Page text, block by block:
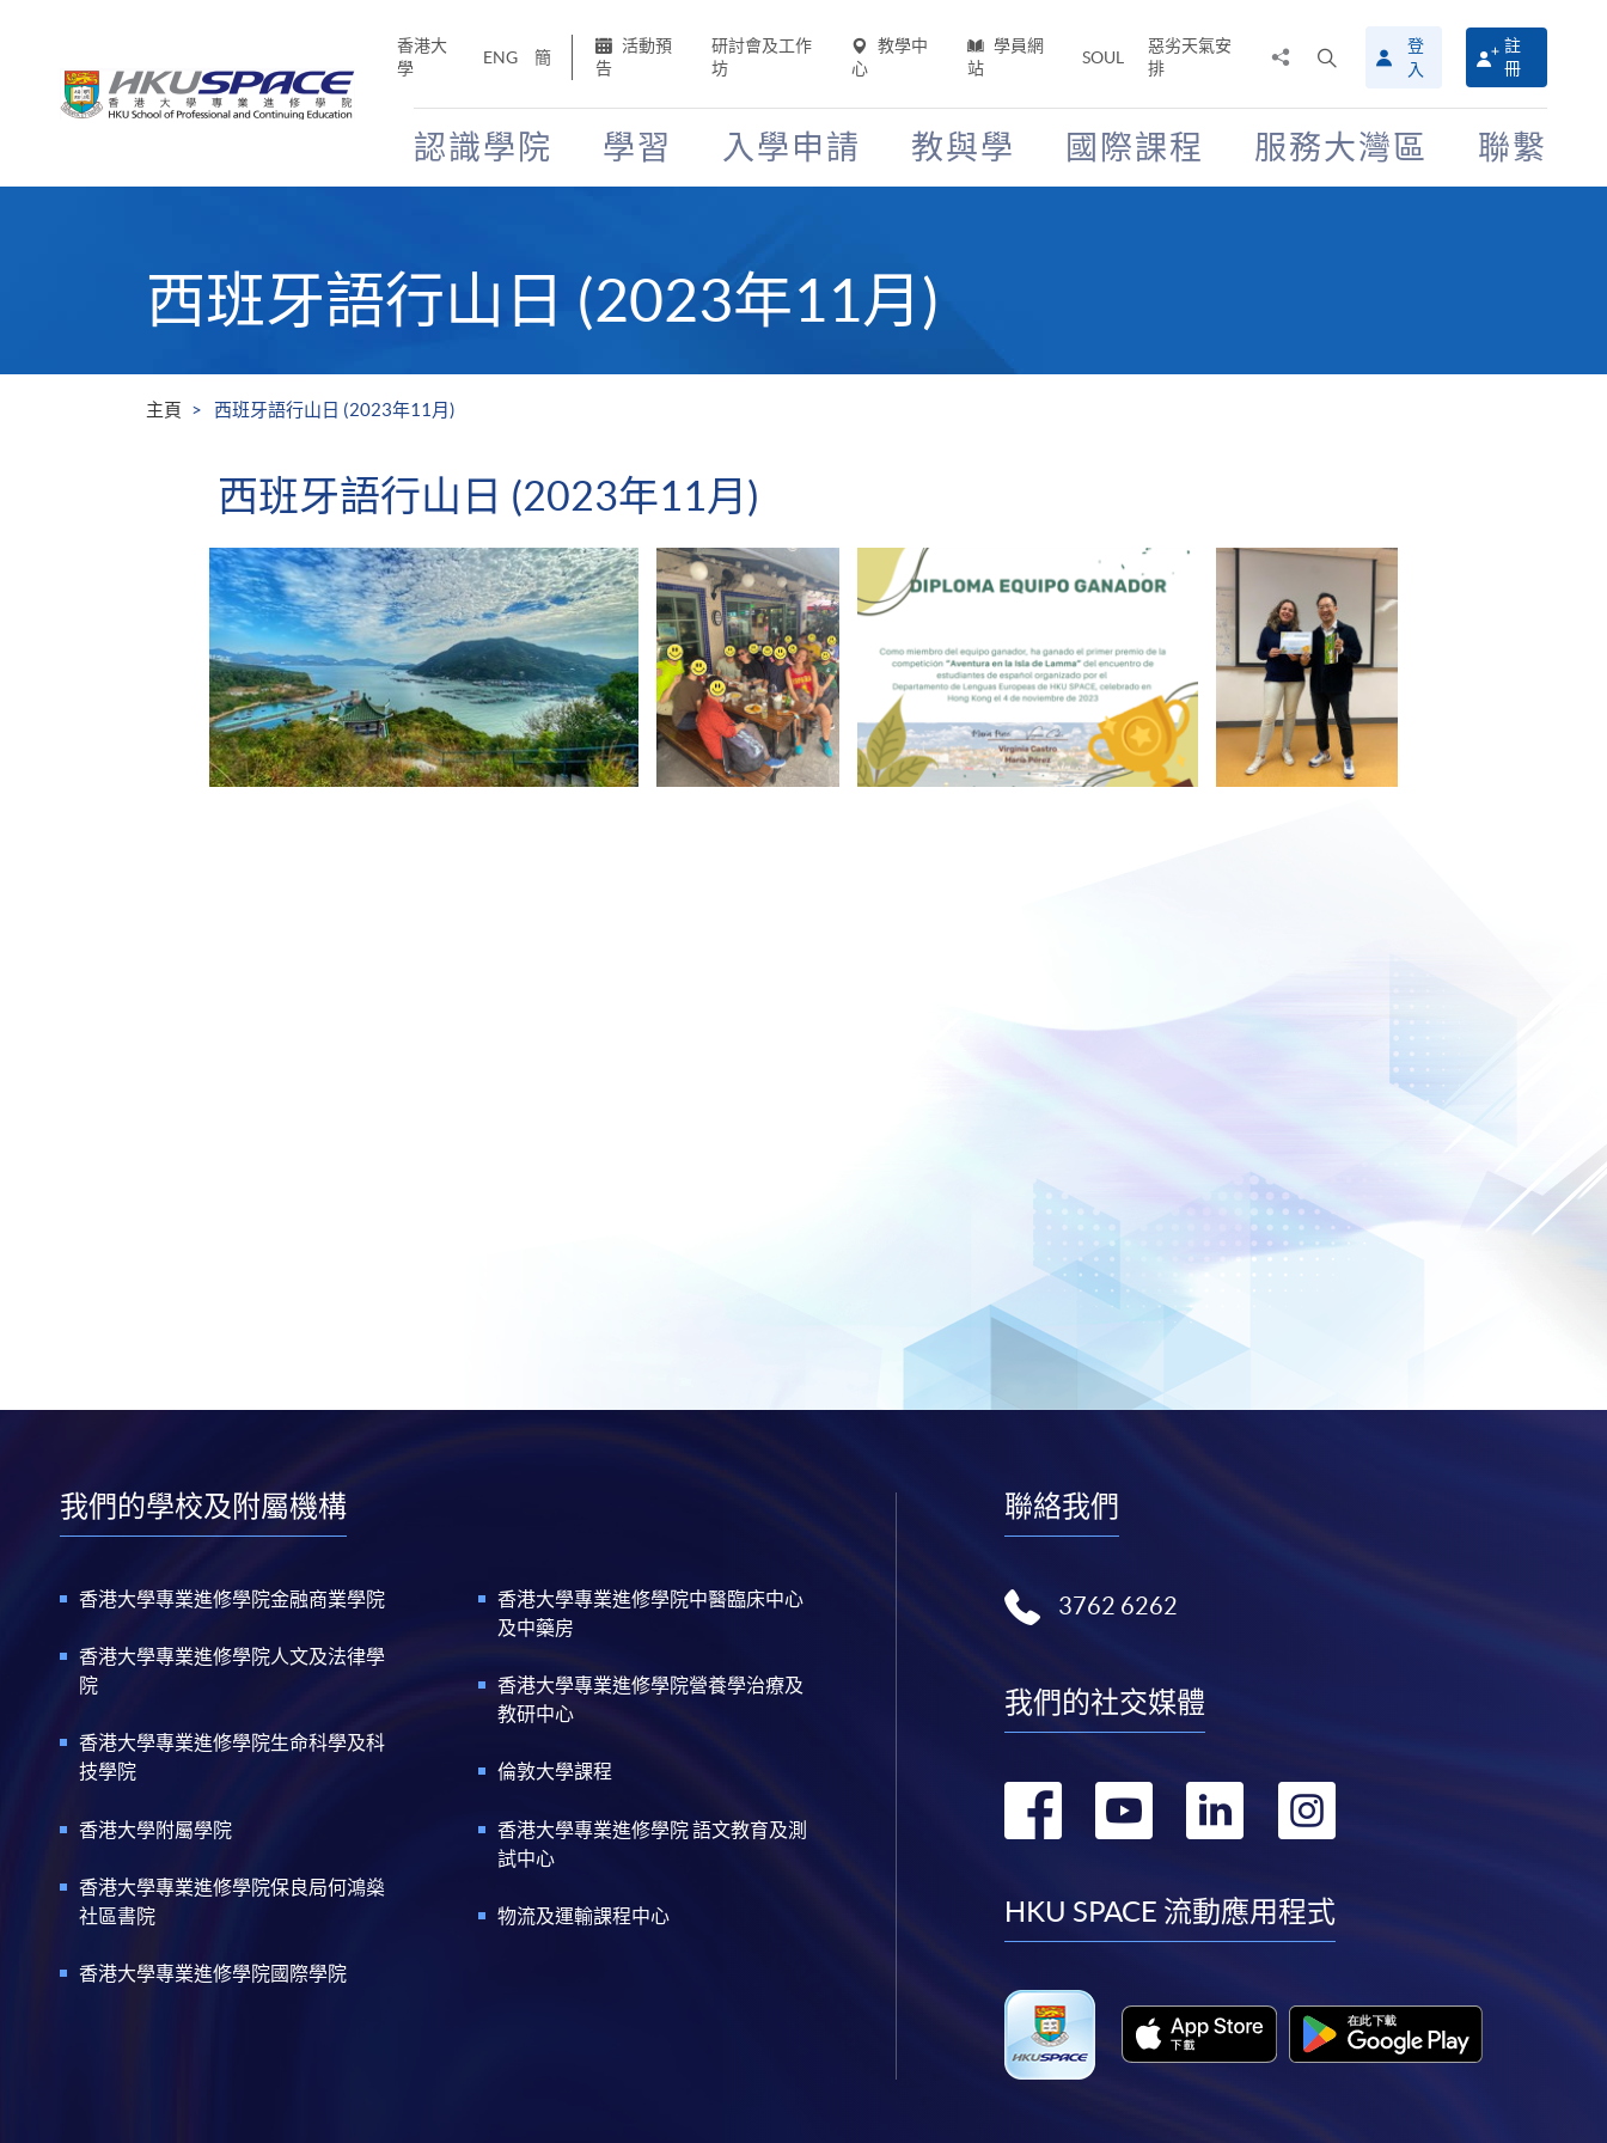
香港大
學
ENG 簡
活動預
告
研討會及工作
坊
教學中
心
學員網
站
SOUL
惡劣天氣安
排
搜
尋
介
面
登
入
註
冊
認識學院 學習 入學申請 教與學 國際課程 服務大灣區 聯繫
西班牙語行山日 (2023年11月)
主頁 西班牙語行山日 (2023年11月)
西班牙語行山日 (2023年11月)
我們的學校及附屬機構
香港大學專業進修學院金融商業學院
香港大學專業進修學院人文及法律學
院
香港大學專業進修學院生命科學及科
技學院
香港大學附屬學院
香港大學專業進修學院保良局何鴻燊
社區書院
香港大學專業進修學院國際學院
香港大學專業進修學院中醫臨床中心
及中藥房
香港大學專業進修學院營養學治療及
教研中心
倫敦大學課程
香港大學專業進修學院 語文教育及測
試中心
物流及運輸課程中心
聯絡我們
3762 6262
我們的社交媒體
轉
facebook
轉
youtube
轉
linkedin
轉
instagram
HKU SPACE 流動應用程式